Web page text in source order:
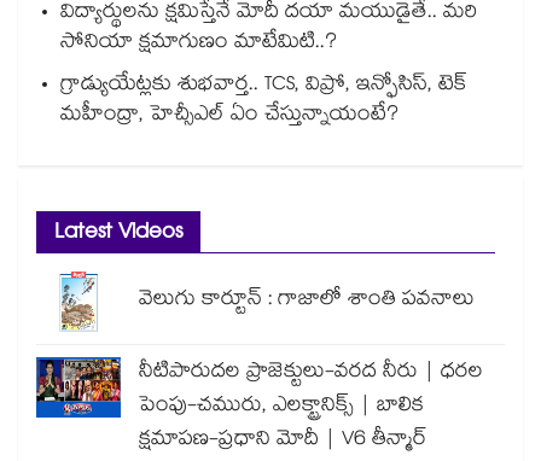
విద్యార్థులను క్షమిస్తేనే మోదీ దయా మయుడైతే.. మరి
సోనియా క్షమాగుణం మాటేమిటి..?
గ్రాడ్యుయేట్లకు శుభవార్త.. TCS, విప్రో, ఇన్ఫోసిస్, టెక్
మహీంద్రా, హెచ్సీఎల్ ఏం చేస్తున్నాయంటే?
Latest Videos
వెలుగు కార్టూన్ : గాజాలో శాంతి పవనాలు
నీటిపారుదల ప్రాజెక్టులు-వరద నీరు | ధరల
పెంపు-చమురు, ఎలక్ట్రానిక్స్ | బాలిక
క్షమాపణ-ప్రధాని మోదీ | V6 తీన్మార్